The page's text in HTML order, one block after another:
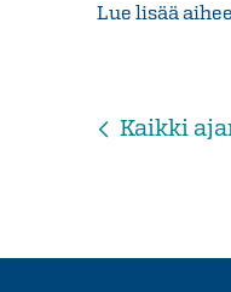
Lue lisää
Kaikki